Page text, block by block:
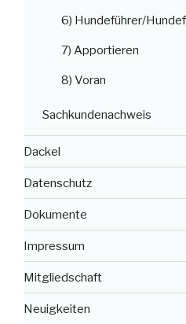
6) Hundeführer/
7) Apportieren
8) Voran
Sachkundenachweis
Dackel
Datenschutz
Dokumente
Impressum
Mitgliedschaft
Neuigkeiten